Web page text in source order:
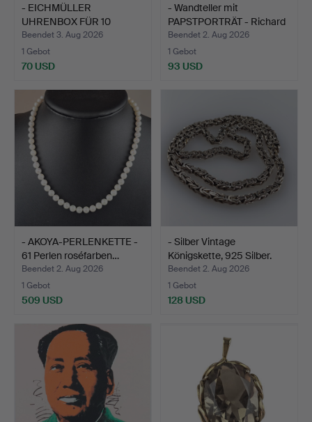
- EICHMÜLLER
UHRENBOX FÜR 10
UHREN - Kirsc…
Beendet 3. Aug 2026
1 Gebot
70 USD
- Wandteller mit
PAPSTPORTRÄT - Richard
Gi…
Beendet 2. Aug 2026
1 Gebot
93 USD
- AKOYA-PERLENKETTE -
61 Perlen roséfarben…
Beendet 2. Aug 2026
1 Gebot
509 USD
- Silber Vintage
Königskette, 925 Silber.
Beendet 2. Aug 2026
1 Gebot
128 USD